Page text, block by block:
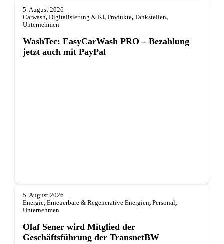
5. August 2026
Carwash, Digitalisierung & KI, Produkte, Tankstellen,
Unternehmen
WashTec: EasyCarWash PRO – Bezahlung
jetzt auch mit PayPal
5. August 2026
Energie, Erneuerbare & Regenerative Energien, Personal,
Unternehmen
Olaf Sener wird Mitglied der
Geschäftsführung der TransnetBW